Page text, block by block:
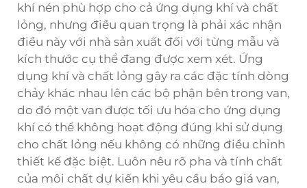
khí nén phù hợp cho cả ứng dụng khí và chất
lỏng, nhưng điều quan trọng là phải xác nhận
điều này với nhà sản xuất đối với từng mẫu và
kích thước cụ thể đang được xem xét. Ứng
dụng khí và chất lỏng gây ra các đặc tính dòng
chảy khác nhau lên các bộ phận bên trong van,
do đó một van được tối ưu hóa cho ứng dụng
khí có thể không hoạt động đúng khi sử dụng
cho chất lỏng nếu không có những điều chỉnh
thiết kế đặc biệt. Luôn nêu rõ pha và tính chất
của môi chất dự kiến khi yêu cầu báo giá van,